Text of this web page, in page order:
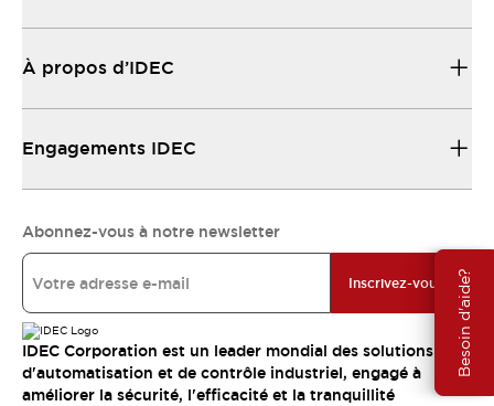
Besoin d'aide?
À propos d’IDEC
Engagements IDEC
Abonnez-vous à notre newsletter
Inscrivez-vous
IDEC Corporation est un leader mondial des solutions
d'automatisation et de contrôle industriel, engagé à
améliorer la sécurité, l'efficacité et la tranquillité